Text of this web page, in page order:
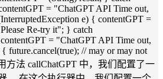
= "ChatGPT API Time out,
e) { contentGPT =
Re-try it"; } catch
= "ChatGPT API Time out,
future.cancel(true); // may or may not
方法 callChatGPT 中，我们配置了一